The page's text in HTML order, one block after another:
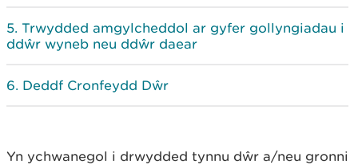
Trwydded amgylcheddol ar gyfer gollyngiadau i
ddŵr wyneb neu ddŵr daear
Deddf Cronfeydd Dŵr
Yn ychwanegol i drwydded tynnu dŵr a/neu gronni